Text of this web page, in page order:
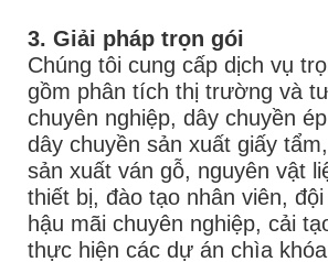
3. Giải pháp trọn gói
Chúng tôi cung cấp dịch vụ
gồm phân tích thị trường và
chuyên nghiệp, dây chuyền
dây chuyền sản xuất giấy
sản xuất ván gỗ, nguyên vật
thiết bị, đào tạo nhân viên,
hậu mãi chuyên nghiệp, cải
thực hiện các dự án chìa